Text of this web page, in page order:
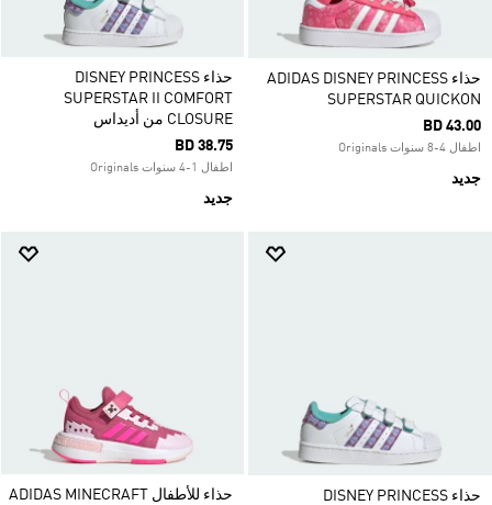
حذاء ADIDAS DISNEY PRINCESS
SUPERSTAR QUICKON
BD 43.00
اطفال 4-8 سنوات Originals
جديد
حذاء DISNEY PRINCESS
SUPERSTAR II COMFORT
CLOSURE من أديداس
BD 38.75
اطفال 1-4 سنوات Originals
جديد
حذاء DISNEY PRINCESS
حذاء للأطفال ADIDAS MINECRAFT